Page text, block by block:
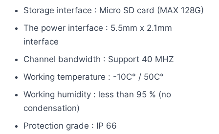
Storage interface : Micro SD card (MAX 128G)
The power interface : 5.5mm x 2.1mm
interface
Channel bandwidth : Support 40 MHZ
Working temperature : -10C° / 50C°
Working humidity : less than 95 % (no
condensation)
Protection grade : IP 66